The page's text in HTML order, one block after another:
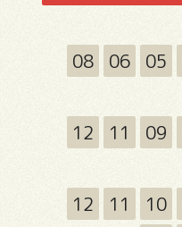
08 06 05
12 11 09
12 11 10